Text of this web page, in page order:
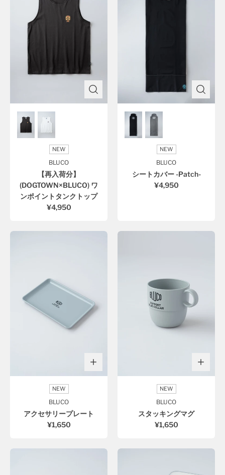
NEW
BLUCO
【再入荷分】
(DOGTOWN×BLUCO) ワ
ンポイントタンクトップ
¥4,950
NEW
BLUCO
シートカバー -Patch-
¥4,950
NEW
BLUCO
アクセサリープレート
¥1,650
NEW
BLUCO
スタッキングマグ
¥1,650